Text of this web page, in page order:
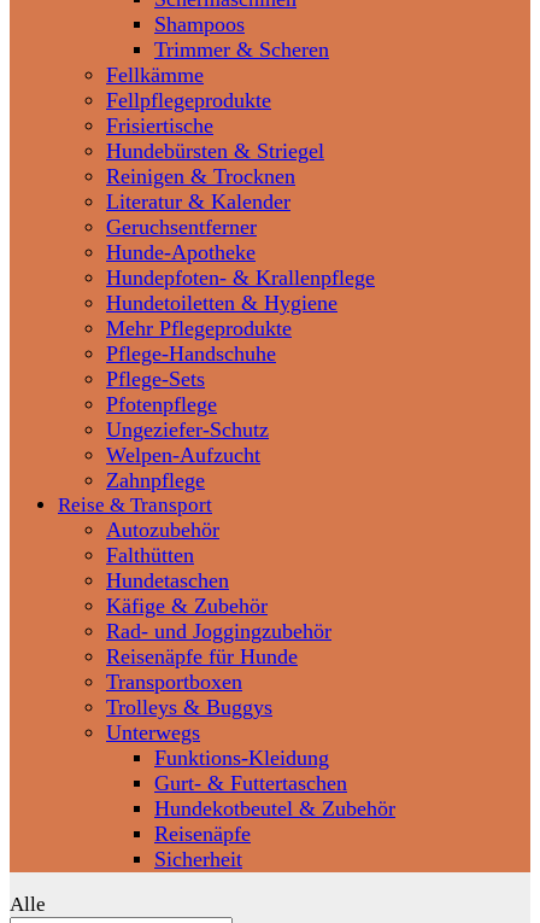
Shampoos
Trimmer & Scheren
Fellkämme
Fellpflegeprodukte
Frisiertische
Hundebürsten & Striegel
Reinigen & Trocknen
Literatur & Kalender
Geruchsentferner
Hunde-Apotheke
Hundepfoten- & Krallenpflege
Hundetoiletten & Hygiene
Mehr Pflegeprodukte
Pflege-Handschuhe
Pflege-Sets
Pfotenpflege
Ungeziefer-Schutz
Welpen-Aufzucht
Zahnpflege
Reise & Transport
Autozubehör
Falthütten
Hundetaschen
Käfige & Zubehör
Rad- und Joggingzubehör
Reisenäpfe für Hunde
Transportboxen
Trolleys & Buggys
Unterwegs
Funktions-Kleidung
Gurt- & Futtertaschen
Hundekotbeutel & Zubehör
Reisenäpfe
Sicherheit
Alle